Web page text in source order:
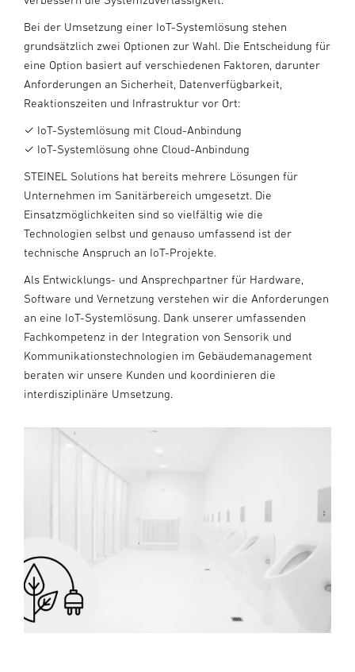
Bei der Umsetzung einer IoT-Systemlösung stehen
grundsätzlich zwei Optionen zur Wahl. Die Entscheidung für
eine Option basiert auf verschiedenen Faktoren, darunter
Anforderungen an Sicherheit, Datenverfügbarkeit,
Reaktionszeiten und Infrastruktur vor Ort:
✓ IoT-Systemlösung mit Cloud-Anbindung
✓ IoT-Systemlösung ohne Cloud-Anbindung
STEINEL Solutions hat bereits mehrere Lösungen für
Unternehmen im Sanitärbereich umgesetzt. Die
Einsatzmöglichkeiten sind so vielfältig wie die
Technologien selbst und genauso umfassend ist der
technische Anspruch an IoT-Projekte.
Als Entwicklungs- und Ansprechpartner für Hardware,
Software und Vernetzung verstehen wir die Anforderungen
an eine IoT-Systemlösung. Dank unserer umfassenden
Fachkompetenz in der Integration von Sensorik und
Kommunikationstechnologien im Gebäudemanagement
beraten wir unsere Kunden und koordinieren die
interdisziplinäre Umsetzung.